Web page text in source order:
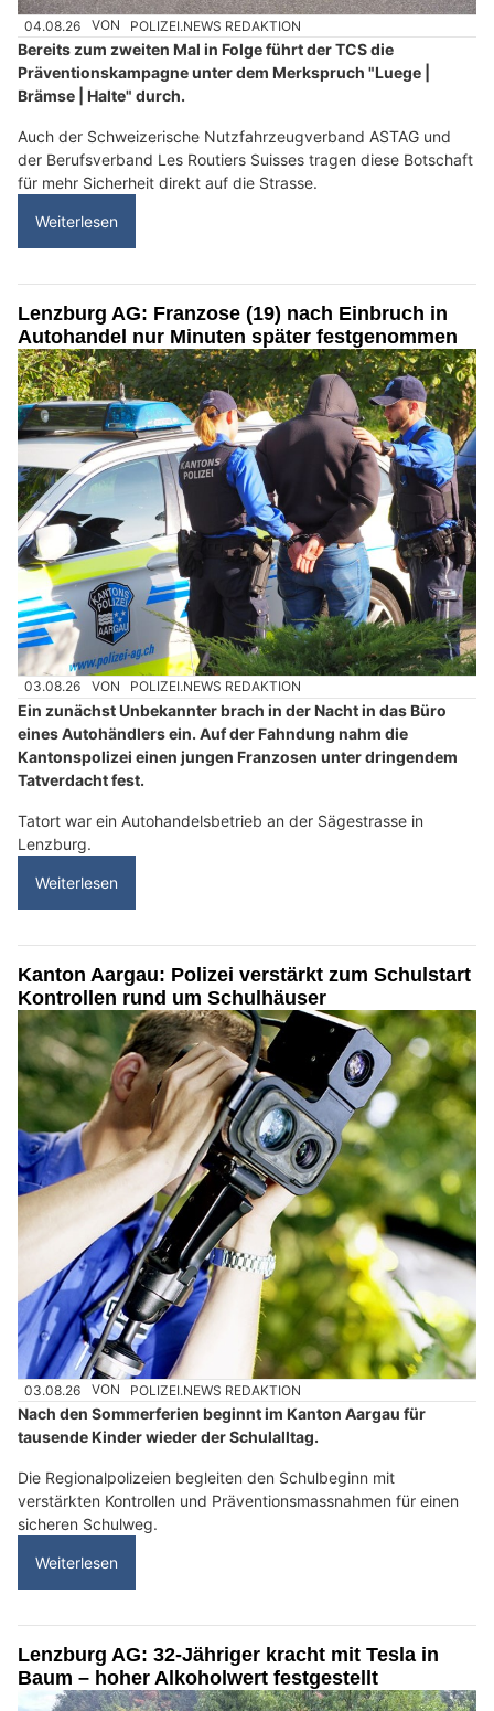
04.08.26 VON POLIZEI.NEWS REDAKTION
Bereits zum zweiten Mal in Folge führt der TCS die
Präventionskampagne unter dem Merkspruch "Luege |
Brämse | Halte" durch.
Auch der Schweizerische Nutzfahrzeugverband ASTAG und
der Berufsverband Les Routiers Suisses tragen diese Botschaft
für mehr Sicherheit direkt auf die Strasse.
Weiterlesen
Lenzburg AG: Franzose (19) nach Einbruch in
Autohandel nur Minuten später festgenommen
03.08.26 VON POLIZEI.NEWS REDAKTION
Ein zunächst Unbekannter brach in der Nacht in das Büro
eines Autohändlers ein. Auf der Fahndung nahm die
Kantonspolizei einen jungen Franzosen unter dringendem
Tatverdacht fest.
Tatort war ein Autohandelsbetrieb an der Sägestrasse in
Lenzburg.
Weiterlesen
Kanton Aargau: Polizei verstärkt zum Schulstart
Kontrollen rund um Schulhäuser
03.08.26 VON POLIZEI.NEWS REDAKTION
Nach den Sommerferien beginnt im Kanton Aargau für
tausende Kinder wieder der Schulalltag.
Die Regionalpolizeien begleiten den Schulbeginn mit
verstärkten Kontrollen und Präventionsmassnahmen für einen
sicheren Schulweg.
Weiterlesen
Lenzburg AG: 32-Jähriger kracht mit Tesla in
Baum – hoher Alkoholwert festgestellt